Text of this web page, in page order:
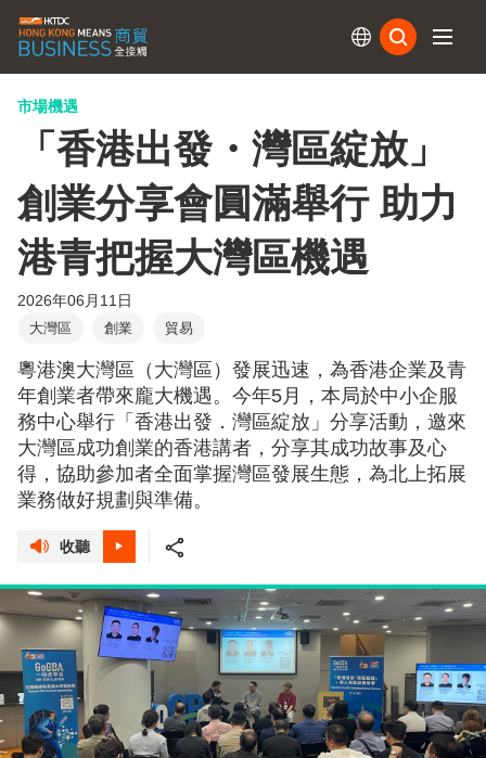
市場機遇
「香港出發・灣區綻放」
創業分享會圓滿舉行 助力
港青把握大灣區機遇
2026年06月11日
大灣區 創業 貿易
粵港澳大灣區（大灣區）發展迅速，為香港企業及青
年創業者帶來龐大機遇。今年5月，本局於中小企服
務中心舉行「香港出發．灣區綻放」分享活動，邀來
大灣區成功創業的香港講者，分享其成功故事及心
得，協助參加者全面掌握灣區發展生態，為北上拓展
業務做好規劃與準備。
收聽